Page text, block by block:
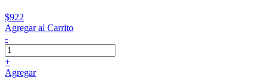
$922
Agregar al Carrito
-
+
Agregar